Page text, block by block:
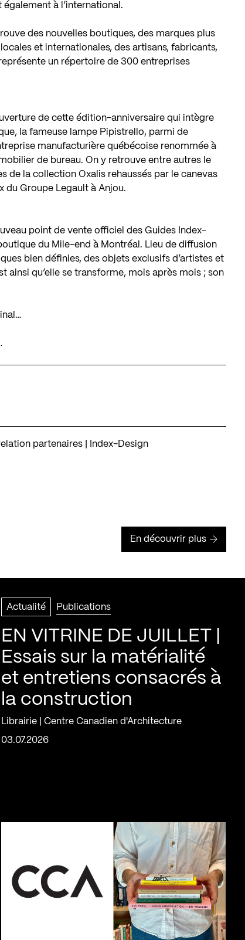
à l’international.
des nouvelles boutiques, des marques plus
et internationales, des artisans, fabricants,
un répertoire de 300 entreprises
de cette édition-anniversaire qui intègre
la fameuse lampe Pipistrello, parmi de
manufacturière québécoise renommée à
de bureau. On y retrouve entre autres le
de la collection Oxalis rehaussés par le canevas
du Groupe Legault à Anjou.
point de vente officiel des Guides Index-
du Mile-end à Montréal. Lieu de diffusion
bien définies, des objets exclusifs d’artistes et
ainsi qu’elle se transforme, mois après mois ; son
partenaires | Index-Design
En découvrir plus
Actualité Publications
EN VITRINE DE JUILLET |
Essais sur la matérialité
et entretiens consacrés à
la construction
Librairie | Centre Canadien d'Architecture
03.07.2026